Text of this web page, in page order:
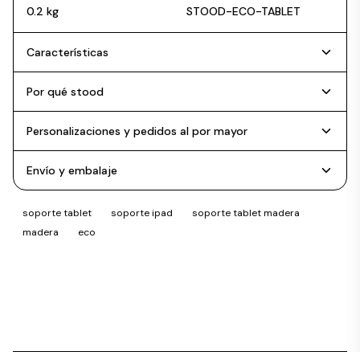
0.2 kg STOOD-ECO-TABLET
Características
Por qué stood
Personalizaciones y pedidos al por mayor
Envío y embalaje
soporte tablet soporte ipad
soporte tablet madera
madera
eco